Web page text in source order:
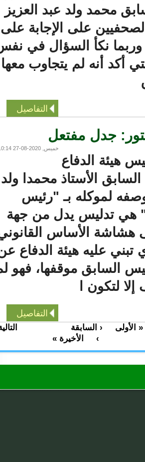
محمد ولد عبد العزيز
على الإجابة على
نكأ السؤال في نفس
أنه لم يتجاوب معها
التفاصيل
خميس, 2020-08-27 10:14
هيئة الدفاع
الأستاذ محمدا ولد
لموكله بـ "رئيس
هي تدليس يدل من جهة
الأساس القانوني
تبني عليه هيئة الدفاع عن
السابق موقفها، فهو لم
لتكون ا
التفاصيل
‹ السابقة
التالية
الأخيرة »